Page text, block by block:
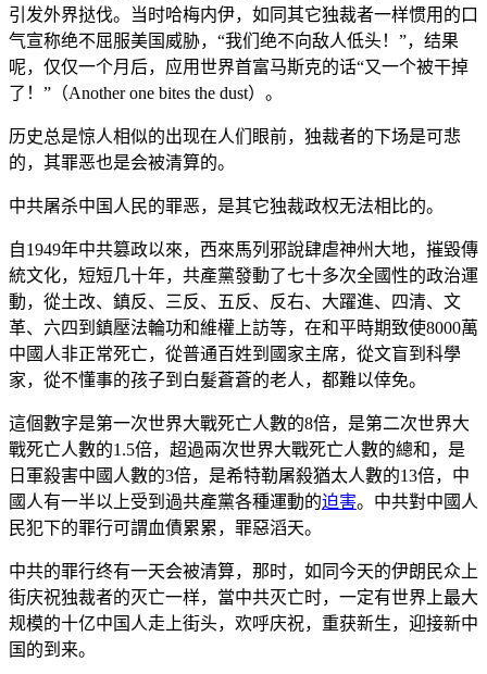
引发外界挞伐。当时哈梅内伊，如同其它独裁者一样惯用的口
气宣称绝不屈服美国威胁，“我们绝不向敌人低头！”，结果
呢，仅仅一个月后，应用世界首富马斯克的话“又一个被干掉
了！”（Another one bites the dust）。
历史总是惊人相似的出现在人们眼前，独裁者的下场是可悲
的，其罪恶也是会被清算的。
中共屠杀中国人民的罪恶，是其它独裁政权无法相比的。
自1949年中共篡政以來，西來馬列邪說肆虐神州大地，摧毀傳
統文化，短短几十年，共產黨發動了七十多次全國性的政治運
動，從土改、鎮反、三反、五反、反右、大躍進、四清、文
革、六四到鎮壓法輪功和維權上訪等，在和平時期致使8000萬
中國人非正常死亡，從普通百姓到國家主席，從文盲到科學
家，從不懂事的孩子到白髮蒼蒼的老人，都難以倖免。
這個數字是第一次世界大戰死亡人數的8倍，是第二次世界大
戰死亡人數的1.5倍，超過兩次世界大戰死亡人數的總和，是
日軍殺害中國人數的3倍，是希特勒屠殺猶太人數的13倍，中
國人有一半以上受到過共產黨各種運動的迫害。中共對中國人
民犯下的罪行可謂血債累累，罪惡滔天。
中共的罪行终有一天会被清算，那时，如同今天的伊朗民众上
街庆祝独裁者的灭亡一样，當中共灭亡时，一定有世界上最大
规模的十亿中国人走上街头，欢呼庆祝，重获新生，迎接新中
国的到来。